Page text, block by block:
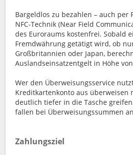
Bargeldlos zu bezahlen – auch per
NFC-Technik (Near Field
des Euroraums kostenfrei. Sobald
Fremdwährung getätigt wird, ob
Großbritannien oder Japan,
Auslandseinsatzentgelt in Höhe
Wer den Überweisungsservice
Kreditkartenkonto aus überweisen
deutlich tiefer in die Tasche
fallen bei Überweisungssummen
Zahlungsziel